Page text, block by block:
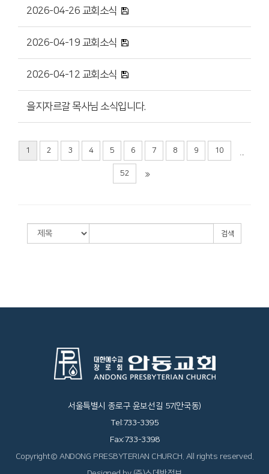
2026-04-26 교회소식
2026-04-19 교회소식
2026-04-12 교회소식
을지자르갈 목사님 소식입니다.
1 2 3 4 5 6 7 8 9 10
52
검색
서울특별시 종로구 윤보선길 57(안국동)
Tel:733-3395
Fax:733-3398
Copyright© ANDONG PRESBYTERIAN CHURCH. All rights reserved.